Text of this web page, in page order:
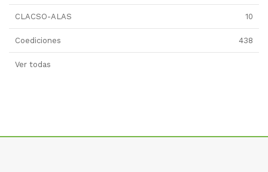
CLACSO-ALAS 10
Coediciones 438
Ver todas